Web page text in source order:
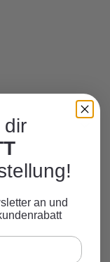
dir
an und